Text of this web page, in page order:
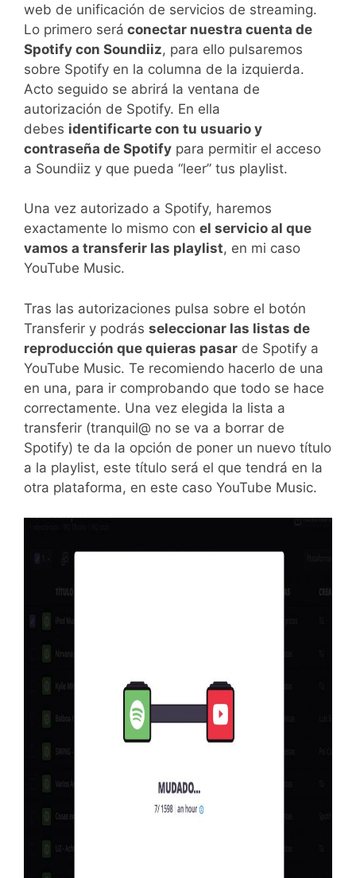
web de unificación de servicios de streaming.
Lo primero será conectar nuestra cuenta de
Spotify con Soundiiz, para ello pulsaremos
sobre Spotify en la columna de la izquierda.
Acto seguido se abrirá la ventana de
autorización de Spotify. En ella
debes identificarte con tu usuario y
contraseña de Spotify para permitir el acceso
a Soundiiz y que pueda “leer” tus playlist.
Una vez autorizado a Spotify, haremos
exactamente lo mismo con el servicio al que
vamos a transferir las playlist, en mi caso
YouTube Music.
Tras las autorizaciones pulsa sobre el botón
Transferir y podrás seleccionar las listas de
reproducción que quieras pasar de Spotify a
YouTube Music. Te recomiendo hacerlo de una
en una, para ir comprobando que todo se hace
correctamente. Una vez elegida la lista a
transferir (tranquil@ no se va a borrar de
Spotify) te da la opción de poner un nuevo título
a la playlist, este título será el que tendrá en la
otra plataforma, en este caso YouTube Music.